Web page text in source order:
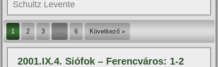
Schultz Levente
1 2 3 … 6 Következő »
2001.IX.4. Siófok – Ferencváros: 1-2